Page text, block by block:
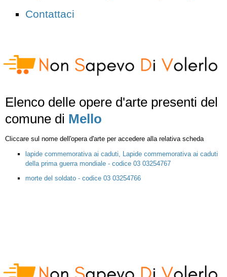
Contattaci
Elenco delle opere d'arte presenti del
comune di Mello
Cliccare sul nome dell'opera d'arte per accedere alla relativa scheda
lapide commemorativa ai caduti, Lapide commemorativa ai caduti
della prima guerra mondiale - codice 03 03254767
morte del soldato - codice 03 03254766